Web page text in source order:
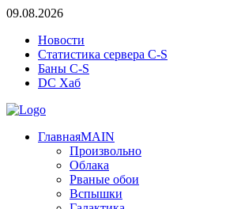
09.08.2026
Новости
Статистика сервера C-S
Баны C-S
DC Хаб
ГлавнаяMAIN
Произвольно
Облака
Рваные обои
Вспышки